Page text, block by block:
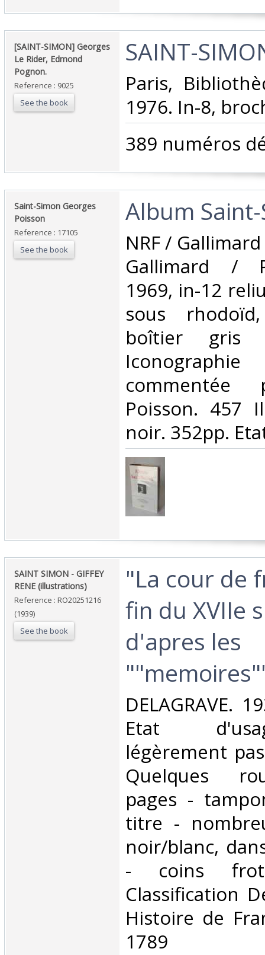
‎[SAINT-SIMON] Georges
Le Rider, Edmond
Pognon.‎
Reference : 9025
See the book
‎SAINT-
‎Paris,
1976. In-8,
‎389 numéros
‎Saint-Simon Georges
Poisson‎
Reference : 17105
See the book
‎Album
‎NRF /
Gallimard /
1969, in-12
sous
boîtier gris
commentée
Poisson. 457
noir. 352pp.
‎SAINT SIMON - GIFFEY
RENE (illustrations)‎
Reference : RO20251216
(1939)
See the book
‎"La cour de
fin du XVIIe
d'apres les
‎DELAGRAVE.
Etat
légèrement
Quelques
pages -
titre -
noir/blanc,
- coins
Classification
Histoire de
1789‎